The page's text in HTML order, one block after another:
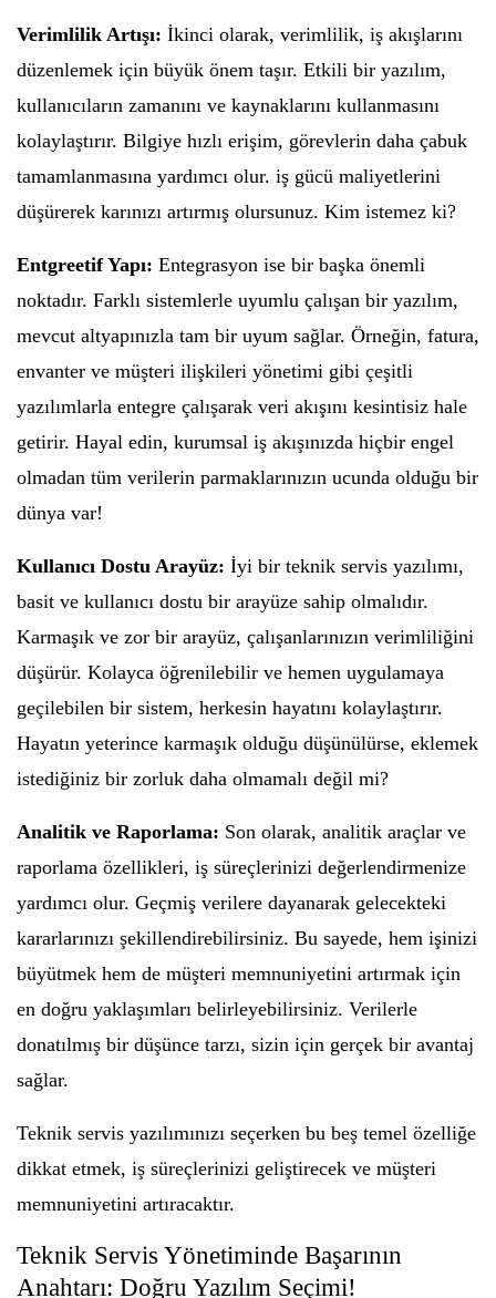
Verimlilik Artışı: İkinci olarak, verimlilik, iş akışlarını
düzenlemek için büyük önem taşır. Etkili bir yazılım,
kullanıcıların zamanını ve kaynaklarını kullanmasını
kolaylaştırır. Bilgiye hızlı erişim, görevlerin daha çabuk
tamamlanmasına yardımcı olur. iş gücü maliyetlerini
düşürerek karınızı artırmış olursunuz. Kim istemez ki?
Entgreetif Yapı: Entegrasyon ise bir başka önemli
noktadır. Farklı sistemlerle uyumlu çalışan bir yazılım,
mevcut altyapınızla tam bir uyum sağlar. Örneğin, fatura,
envanter ve müşteri ilişkileri yönetimi gibi çeşitli
yazılımlarla entegre çalışarak veri akışını kesintisiz hale
getirir. Hayal edin, kurumsal iş akışınızda hiçbir engel
olmadan tüm verilerin parmaklarınızın ucunda olduğu bir
dünya var!
Kullanıcı Dostu Arayüz: İyi bir teknik servis yazılımı,
basit ve kullanıcı dostu bir arayüze sahip olmalıdır.
Karmaşık ve zor bir arayüz, çalışanlarınızın verimliliğini
düşürür. Kolayca öğrenilebilir ve hemen uygulamaya
geçilebilen bir sistem, herkesin hayatını kolaylaştırır.
Hayatın yeterince karmaşık olduğu düşünülürse, eklemek
istediğiniz bir zorluk daha olmamalı değil mi?
Analitik ve Raporlama: Son olarak, analitik araçlar ve
raporlama özellikleri, iş süreçlerinizi değerlendirmenize
yardımcı olur. Geçmiş verilere dayanarak gelecekteki
kararlarınızı şekillendirebilirsiniz. Bu sayede, hem işinizi
büyütmek hem de müşteri memnuniyetini artırmak için
en doğru yaklaşımları belirleyebilirsiniz. Verilerle
donatılmış bir düşünce tarzı, sizin için gerçek bir avantaj
sağlar.
Teknik servis yazılımınızı seçerken bu beş temel özelliğe
dikkat etmek, iş süreçlerinizi geliştirecek ve müşteri
memnuniyetini artıracaktır.
Teknik Servis Yönetiminde Başarının
Anahtarı: Doğru Yazılım Seçimi!